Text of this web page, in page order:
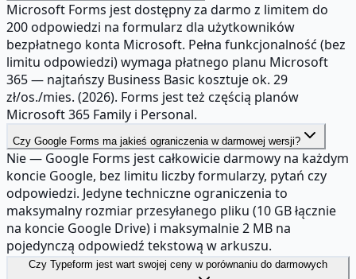
Microsoft Forms jest dostępny za darmo z limitem do
200 odpowiedzi na formularz dla użytkowników
bezpłatnego konta Microsoft. Pełna funkcjonalność (bez
limitu odpowiedzi) wymaga płatnego planu Microsoft
365 — najtańszy Business Basic kosztuje ok. 29
zł/os./mies. (2026). Forms jest też częścią planów
Microsoft 365 Family i Personal.
Czy Google Forms ma jakieś ograniczenia w darmowej wersji?
Nie — Google Forms jest całkowicie darmowy na każdym
koncie Google, bez limitu liczby formularzy, pytań czy
odpowiedzi. Jedyne techniczne ograniczenia to
maksymalny rozmiar przesyłanego pliku (10 GB łącznie
na koncie Google Drive) i maksymalnie 2 MB na
pojedynczą odpowiedź tekstową w arkuszu.
Czy Typeform jest wart swojej ceny w porównaniu do darmowych